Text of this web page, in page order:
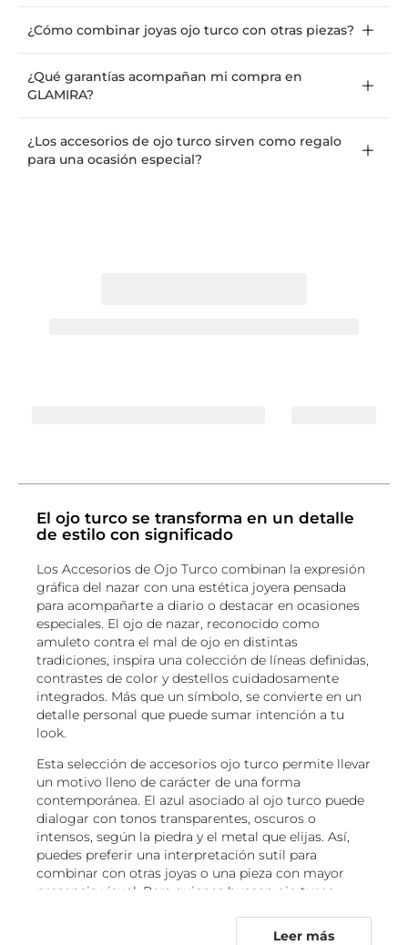
¿Cómo combinar joyas ojo turco con otras piezas?
¿Qué garantías acompañan mi compra en
GLAMIRA?
¿Los accesorios de ojo turco sirven como regalo
para una ocasión especial?
El ojo turco se transforma en un detalle
de estilo con significado
Los Accesorios de Ojo Turco combinan la expresión
gráfica del nazar con una estética joyera pensada
para acompañarte a diario o destacar en ocasiones
especiales. El ojo de nazar, reconocido como
amuleto contra el mal de ojo en distintas
tradiciones, inspira una colección de líneas definidas,
contrastes de color y destellos cuidadosamente
integrados. Más que un símbolo, se convierte en un
detalle personal que puede sumar intención a tu
look.
Esta selección de accesorios ojo turco permite llevar
un motivo lleno de carácter de una forma
contemporánea. El azul asociado al ojo turco puede
dialogar con tonos transparentes, oscuros o
intensos, según la piedra y el metal que elijas. Así,
puedes preferir una interpretación sutil para
combinar con otras joyas o una pieza con mayor
presencia visual. Para quienes buscan ojo turco
propone una manera elegante de incorporar ese
Leer más